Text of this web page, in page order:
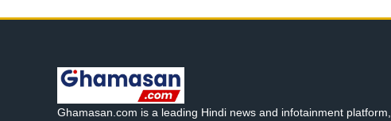
Ghamasan.com is a leading Hindi news and infotainment platform,